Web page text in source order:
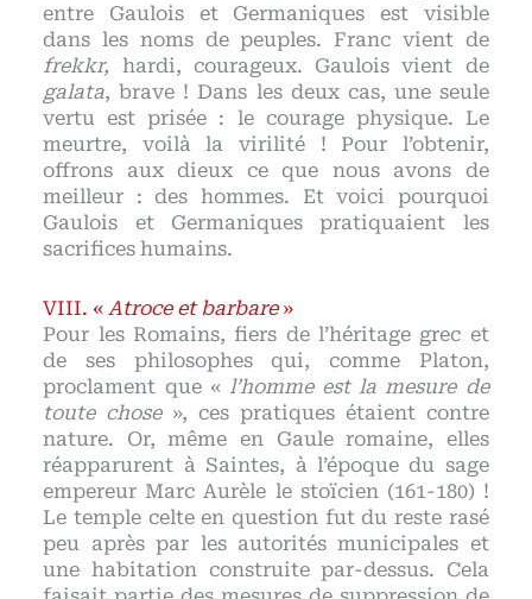
entre Gaulois et Germaniques est visible
dans les noms de peuples. Franc vient de
frekkr, hardi, courageux. Gaulois vient de
galata, brave ! Dans les deux cas, une seule
vertu est prisée : le courage physique. Le
meurtre, voilà la virilité ! Pour l’obtenir,
offrons aux dieux ce que nous avons de
meilleur : des hommes. Et voici pourquoi
Gaulois et Germaniques pratiquaient les
sacrifices humains.
«Atroce et barbare»
Pour les Romains, fiers de l’héritage grec et
de ses philosophes qui, comme Platon,
proclament que « l’homme est la mesure de
toute chose», ces pratiques étaient contre
nature. Or, même en Gaule romaine, elles
réapparurent à Saintes, à l’époque du sage
empereur Marc Aurèle le stoïcien (161-180) !
Le temple celte en question fut du reste rasé
peu après par les autorités municipales et
une habitation construite par-dessus. Cela